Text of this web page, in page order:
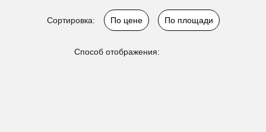
Сортировка: По цене По площади
Способ отображения: